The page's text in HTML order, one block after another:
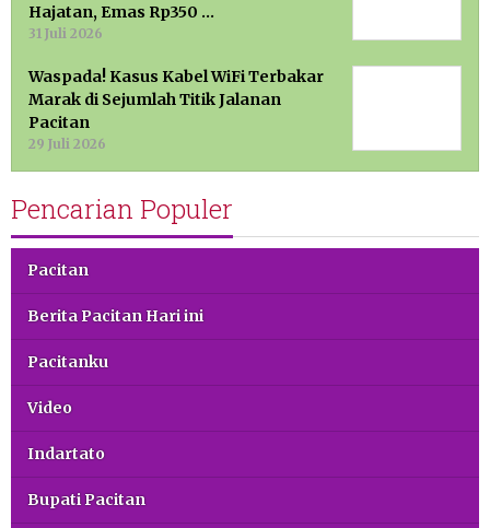
Hajatan, Emas Rp350 …
31 Juli 2026
Waspada! Kasus Kabel WiFi Terbakar
Marak di Sejumlah Titik Jalanan
Pacitan
29 Juli 2026
Pencarian Populer
Pacitan
Berita Pacitan Hari ini
Pacitanku
Video
Indartato
Bupati Pacitan